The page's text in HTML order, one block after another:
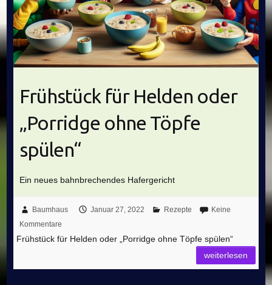
Frühstück für Helden oder
„Porridge ohne Töpfe
spülen“
Ein neues bahnbrechendes Hafergericht
Baumhaus Januar 27, 2022 Rezepte
Keine
Kommentare
Frühstück für Helden oder „Porridge ohne Töpfe spülen“
weiterlesen